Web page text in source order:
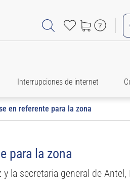
Interrupciones de internet
en referente para la zona
para la zona
la secretaria general de Antel,